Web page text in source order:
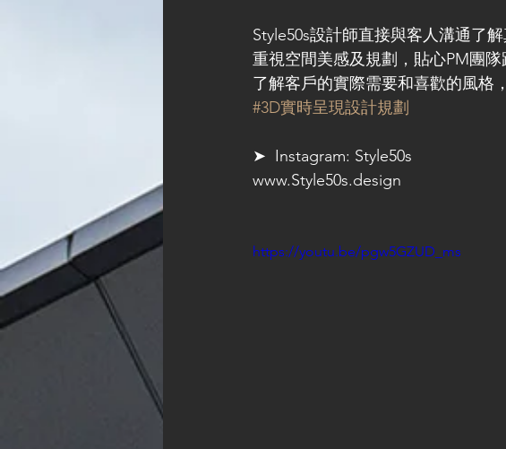
Style50s設計師直接與客人溝通了解
重視空間美感及規劃，貼心PM團隊
了解客戶的實際需要和喜歡的風格
#3D實時呈現設計規劃
➤  Instagram: Style50s
www.Style50s.design
https://youtu.be/pgw5GZUD_ms